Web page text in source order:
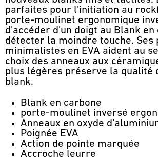
parfaites pour l’initiation au
porte-moulinet ergonomique
d’accéder d’un doigt au Blank
détecter la moindre touche. Ses
minimalistes en EVA aident au
choix des anneaux aux
plus légères préserve la qualité
blank.
Blank en carbone
porte-moulinet inversé
Anneaux en oxyde
Poignée EVA
Action de pointe marquée
Accroche leurre